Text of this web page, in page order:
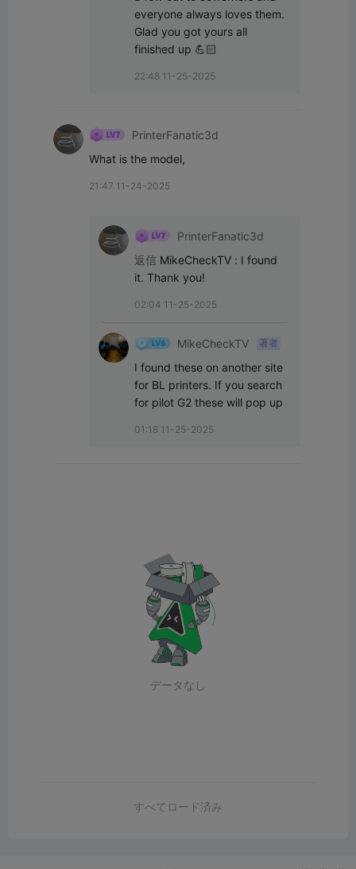
everyone always loves them.
Glad you got yours all
finished up 💪🏻
22:48 11-25-2025
PrinterFanatic3d
What is the model,
21:47 11-24-2025
PrinterFanatic3d
返信 MikeCheckTV : I found
it. Thank you!
02:04 11-25-2025
MikeCheckTV 著者
I found these on another site
for BL printers. If you search
for pilot G2 these will pop up
01:18 11-25-2025
データなし
すべてロード済み